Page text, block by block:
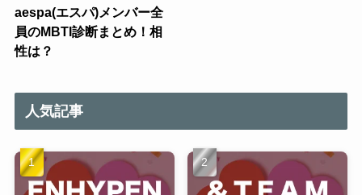
aespa(エスパ)メンバー全
員のMBTI診断まとめ！相
性は？
人気記事